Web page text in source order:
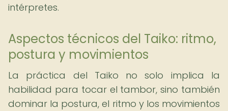
intérpretes.
Aspectos técnicos del Taiko: ritmo,
postura y movimientos
La práctica del Taiko no solo implica la
habilidad para tocar el tambor, sino también
dominar la postura, el ritmo y los movimientos